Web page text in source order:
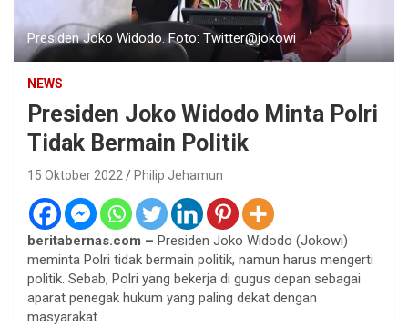
Presiden Joko Widodo. Foto: Twitter@jokowi
NEWS
Presiden Joko Widodo Minta Polri
Tidak Bermain Politik
15 Oktober 2022 Philip Jehamun
beritabernas.com – Presiden Joko Widodo (Jokowi)
meminta Polri tidak bermain politik, namun harus mengerti
politik. Sebab, Polri yang bekerja di gugus depan sebagai
aparat penegak hukum yang paling dekat dengan
masyarakat.